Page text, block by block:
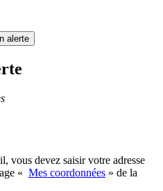
alerte
vous devez saisir votre adresse
« Mes coordonnées » de la